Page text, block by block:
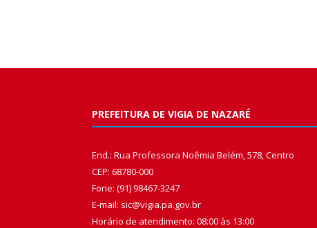
PREFEITURA DE VIGIA DE NAZARÉ
End.: Rua Professora Noêmia Belém, 578, Centro
CEP: 68780-000
Fone: (91) 98467-3247
E-mail: sic@vigia.pa.gov.br
Horário de atendimento: 08:00 às 13:00